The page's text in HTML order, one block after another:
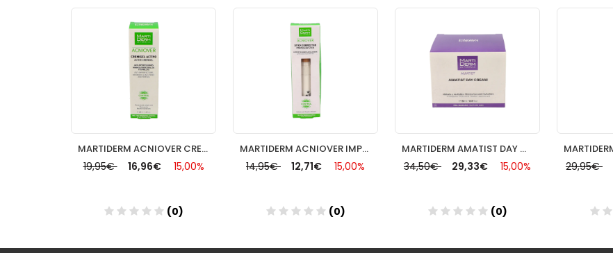
MARTIDERM ACNIOVER CREMIGEL ACTIVO 40 ML
19,95€ 16,96€ 15,00%
(0)
MARTIDERM ACNIOVER IMPER STICK
14,95€ 12,71€ 15,00%
(0)
MARTIDERM AMATIST DAY CREAM 1 TUBO 50 ML
34,50€ 29,33€ 15,00%
(0)
29,95€